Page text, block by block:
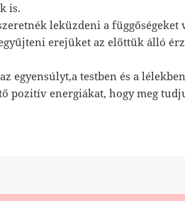
is.
leküzdeni a függőségeket
erejüket az előttük álló
egyensúlyt,a testben és a
pozitív energiákat, hogy meg